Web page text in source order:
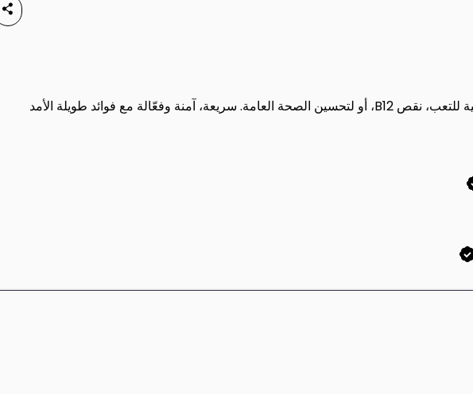
حقن فيتامين 500 B12 تعزز الطاقة، تدعم صحة الأعصاب، تحسن المزاج، وتساعد في إنتاج خلايا الدم الحمراء. مثالية للتعب، نقص B12، أو لتحسين الصحة العامة. سريعة، آمنة وفعّالة مع فوائد طويلة الأمد